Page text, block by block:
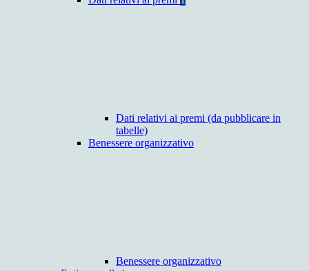
Dati relativi ai premi (da pubblicare in
tabelle)
Benessere organizzativo
Benessere organizzativo